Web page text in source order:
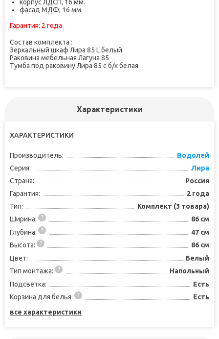
корпус ЛДСП, 16 мм.
фасад МДФ, 16 мм.
Гарантия: 2 года
Состав комплекта :
Зеркальный шкаф Лира 85 L белый
Раковина мебельная Лагуна 85
Тумба под раковину Лира 85 с б/к белая
Характеристики
ХАРАКТЕРИСТИКИ
Производитель:
Водолей
Серия:
Лира
Страна:
Россия
Гарантия:
2 года
Тип:
Комплект (3 товара)
Ширина:
86 см
Глубина:
47 см
Высота:
86 см
Цвет:
Белый
Тип монтажа:
Напольный
Подсветка:
Есть
Корзина для белья:
Есть
все характеристики